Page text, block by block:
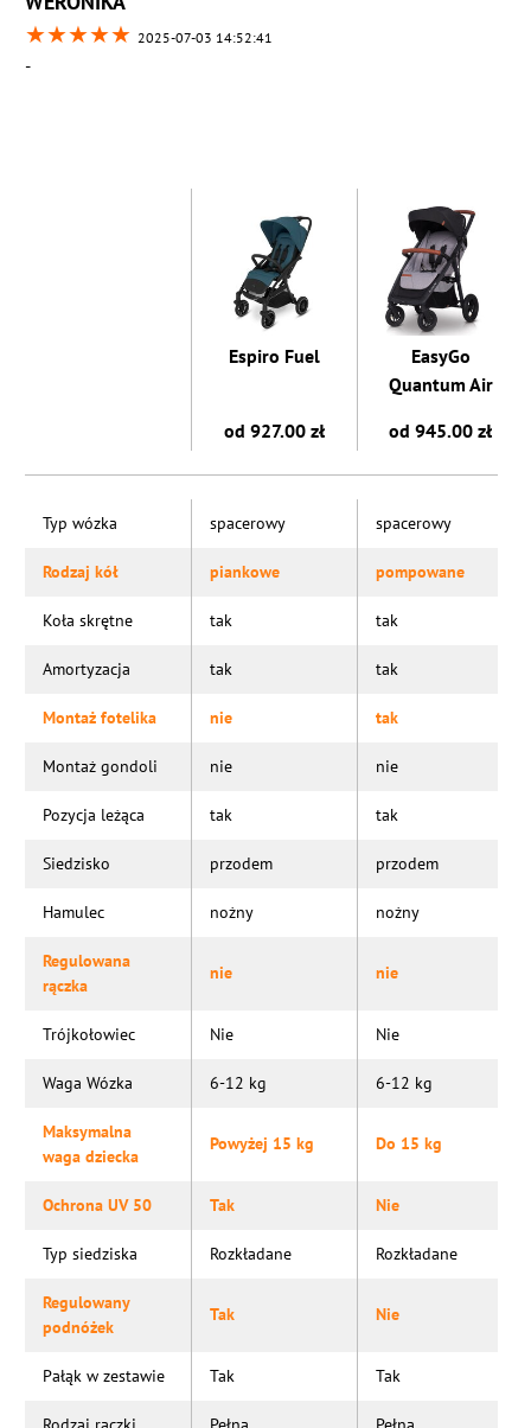
★★★★★ 2025-07-03 14:52:41
-
Espiro Fuel
EasyGo
Quantum Air
od 927.00 zł
od 945.00 zł
Typ wózka spacerowy spacerowy
Rodzaj kół piankowe pompowane
Koła skrętne tak tak
Amortyzacja tak tak
Montaż fotelika nie tak
Montaż gondoli nie nie
Pozycja leżąca tak tak
Siedzisko przodem przodem
Hamulec nożny nożny
Regulowana
rączka
nie nie
Trójkołowiec Nie Nie
Waga Wózka 6-12 kg 6-12 kg
Maksymalna
waga dziecka
Powyżej 15 kg Do 15 kg
Ochrona UV 50 Tak Nie
Typ siedziska Rozkładane Rozkładane
Regulowany
podnóżek
Tak Nie
Pałąk w zestawie Tak Tak